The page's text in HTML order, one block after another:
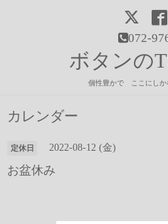
072-
ボタンの
個性豊かで ここにし
カレンダー
定休日 2022-08-12 (金)
お盆休み